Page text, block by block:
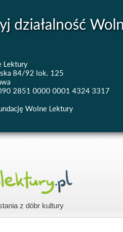
działalność
Lektury
84/92 lok. 125
2851 0000 0001 4324 3317
Wolne Lektury
z dóbr kultury